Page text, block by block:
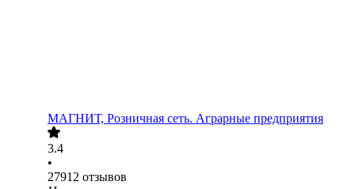
МАГНИТ, Розничная сеть. Аграрные предприятия
3.4
•
27912 отзывов